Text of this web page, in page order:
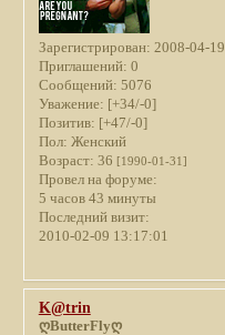
Зарегистрирован: 2008-04-19
Приглашений: 0
Сообщений: 5076
Уважение: [+34/-0]
Позитив: [+47/-0]
Пол: Женский
Возраст: 36 [1990-01-31]
Провел на форуме:
5 часов 43 минуты
Последний визит:
2010-02-09 13:17:01
K@trin
ღButterFlyღ